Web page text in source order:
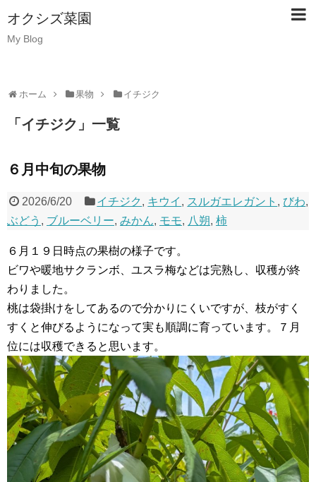
オクシズ菜園
My Blog
ホーム 果物 イチジク
「 イチジク 」 一覧
６月中旬の果物
2026/6/20 イチジク , キウイ , スルガエレガント , びわ,
ぶどう , ブルーベリー, みかん, モモ, 八朔, 柿
６月１９日時点の果樹の様子です。
ビワや暖地サクランボ、ユスラ梅などは完熟し、収穫が終
わりました。
桃は袋掛けをしてあるので分かりにくいですが、枝がすく
すくと伸びるようになって実も順調に育っています。７月
位には収穫できると思います。